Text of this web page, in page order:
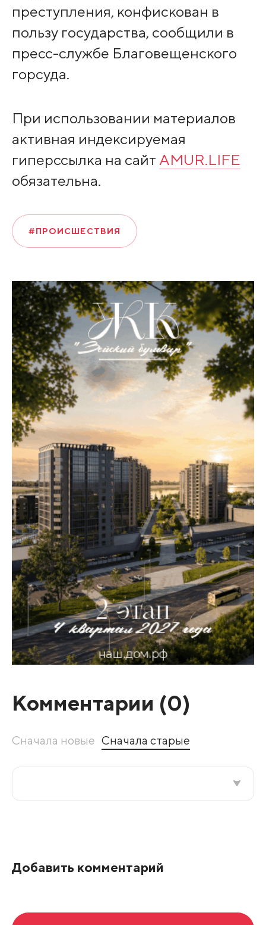
преступления, конфискован в
пользу государства, сообщили в
пресс-службе Благовещенского
горсуда.
При использовании материалов
активная индексируемая
гиперссылка на сайт AMUR.LIFE
обязательна.
#ПРОИСШЕСТВИЯ
Комментарии (0)
Сначала новые Сначала старые
Добавить комментарий